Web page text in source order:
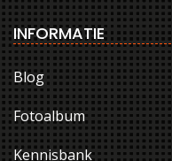
INFORMATIE
Blog
Fotoalbum
Kennisbank